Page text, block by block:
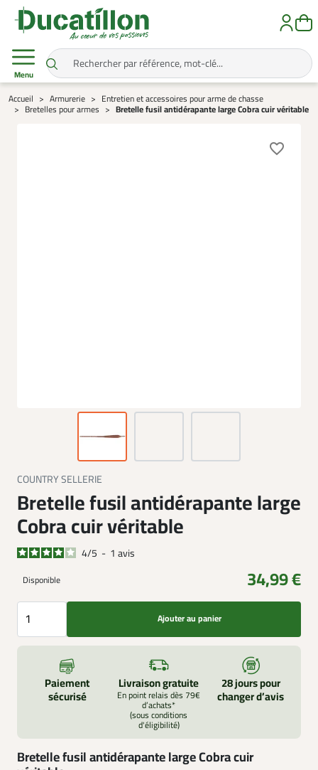
Menu
Accueil Armurerie
Entretien et accessoires pour arme de chasse
Bretelles pour armes
Bretelle fusil antidérapante large Cobra cuir véritable
favorite_border
COUNTRY SELLERIE
Bretelle fusil antidérapante large
Cobra cuir véritable
4/5 - 1 avis
Disponible 34,99 €
Ajouter au panier
Paiement
sécurisé
Livraison gratuite
En point relais dès 79€
d’achats*
(sous conditions
d'éligibilité)
28 jours pour
changer d’avis
Bretelle fusil antidérapante large Cobra cuir